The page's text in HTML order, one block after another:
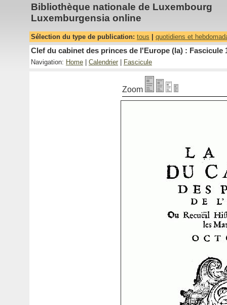
Bibliothèque nationale de Luxembourg
Luxemburgensia online
Sélection du type de publication: tous quotidiens et
Clef du cabinet des princes de l'Europe (la) : Fascicule
Navigation: Home Calendrier Fascicule
Zoom